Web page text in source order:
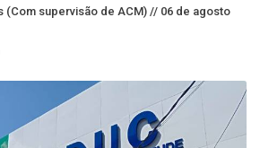
(Com supervisão de ACM) // 06 de agosto